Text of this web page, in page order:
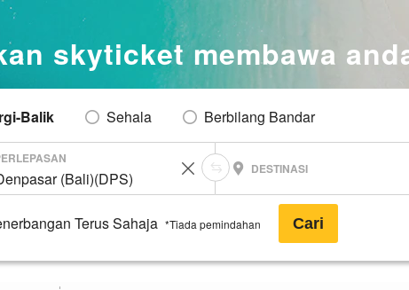
skyticket membawa
Balik Sehala Berbilang Bandar
DESTINASI
Terus Sahaja *Tiada pemindahan Cari